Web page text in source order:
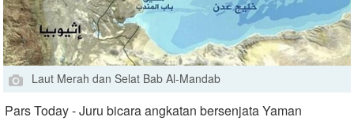
Laut Merah dan Selat Bab Al-Mandab
Pars Today - Juru bicara angkatan bersenjata Yaman